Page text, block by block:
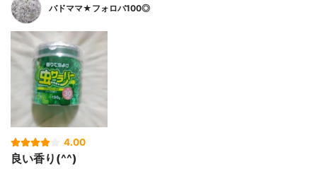
バドママ★フォロバ100◎
4.00
良い香り(^^)